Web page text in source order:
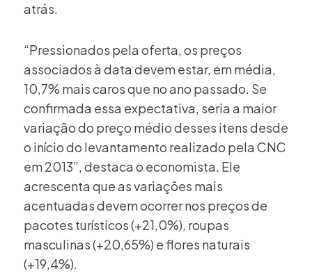
atrás.
“Pressionados pela oferta, os preços
associados à data devem estar, em média,
10,7% mais caros que no ano passado. Se
confirmada essa expectativa, seria a maior
variação do preço médio desses itens desde
o início do levantamento realizado pela CNC
em 2013”, destaca o economista. Ele
acrescenta que as variações mais
acentuadas devem ocorrer nos preços de
pacotes turísticos (+21,0%), roupas
masculinas (+20,65%) e flores naturais
(+19,4%).